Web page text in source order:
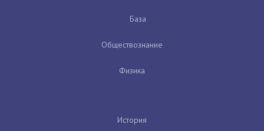
База
Обществознание
Физика
История